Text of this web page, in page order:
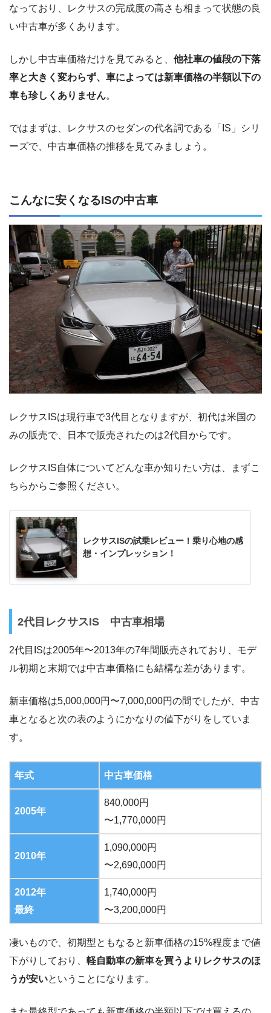
なっており、レクサスの完成度の高さも相まって状態の良
い中古車が多くあります。
しかし中古車価格だけを見てみると、 他社車の値段の下落
率と大きく変わらず、車によっては新車価格の半額以下の
車も珍しくありません。
ではまずは、レクサスのセダンの代名詞である「IS」シリ
ーズで、中古車価格の推移を見てみましょう。
こんなに安くなるISの中古車
レクサスISは現行車で3代目となりますが、初代は米国の
みの販売で、日本で販売されたのは2代目からです。
レクサスIS自体についてどんな車か知りたい方は、まずこ
ちらからご参照ください。
レクサスISの試乗レビュー！乗り心地の感
想・インプレッション！
2代目レクサスIS 中古車相場
2代目ISは2005年〜2013年の7年間販売されており、モデ
ル初期と末期では中古車価格にも結構な差があります。
新車価格は5,000,000円〜7,000,000円の間でしたが、中古
車となると次の表のようにかなりの値下がりをしていま
す。
年式 中古車価格
2005年
840,000円
〜1,770,000円
2010年
1,090,000円
〜2,690,000円
2012年
最終
1,740,000円
〜3,200,000円
凄いもので、初期型ともなると新車価格の15%程度まで値
下がりしており、 軽自動車の新車を買うよりレクサスのほ
うが安いということになります。